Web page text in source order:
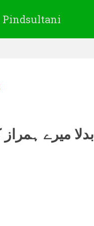
Pindsultani
بدلا میرے